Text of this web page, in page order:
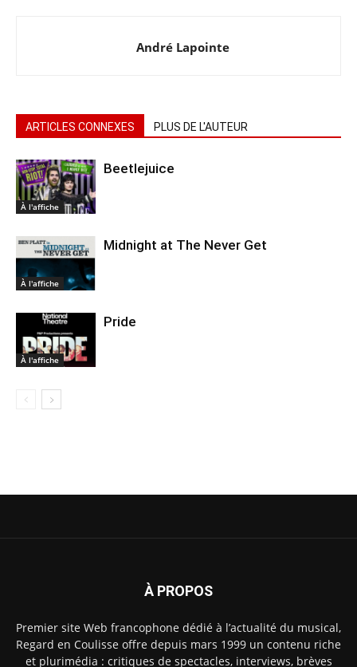
André Lapointe
ARTICLES CONNEXES PLUS DE L'AUTEUR
À l'affiche
Beetlejuice
À l'affiche
Midnight at The Never Get
À l'affiche
Pride
À PROPOS
Premier site Web francophone dédié à l’actualité du musical,
Regard en Coulisse offre depuis mars 1999 un contenu riche
et plurimédia : critiques de spectacles, interviews, brèves